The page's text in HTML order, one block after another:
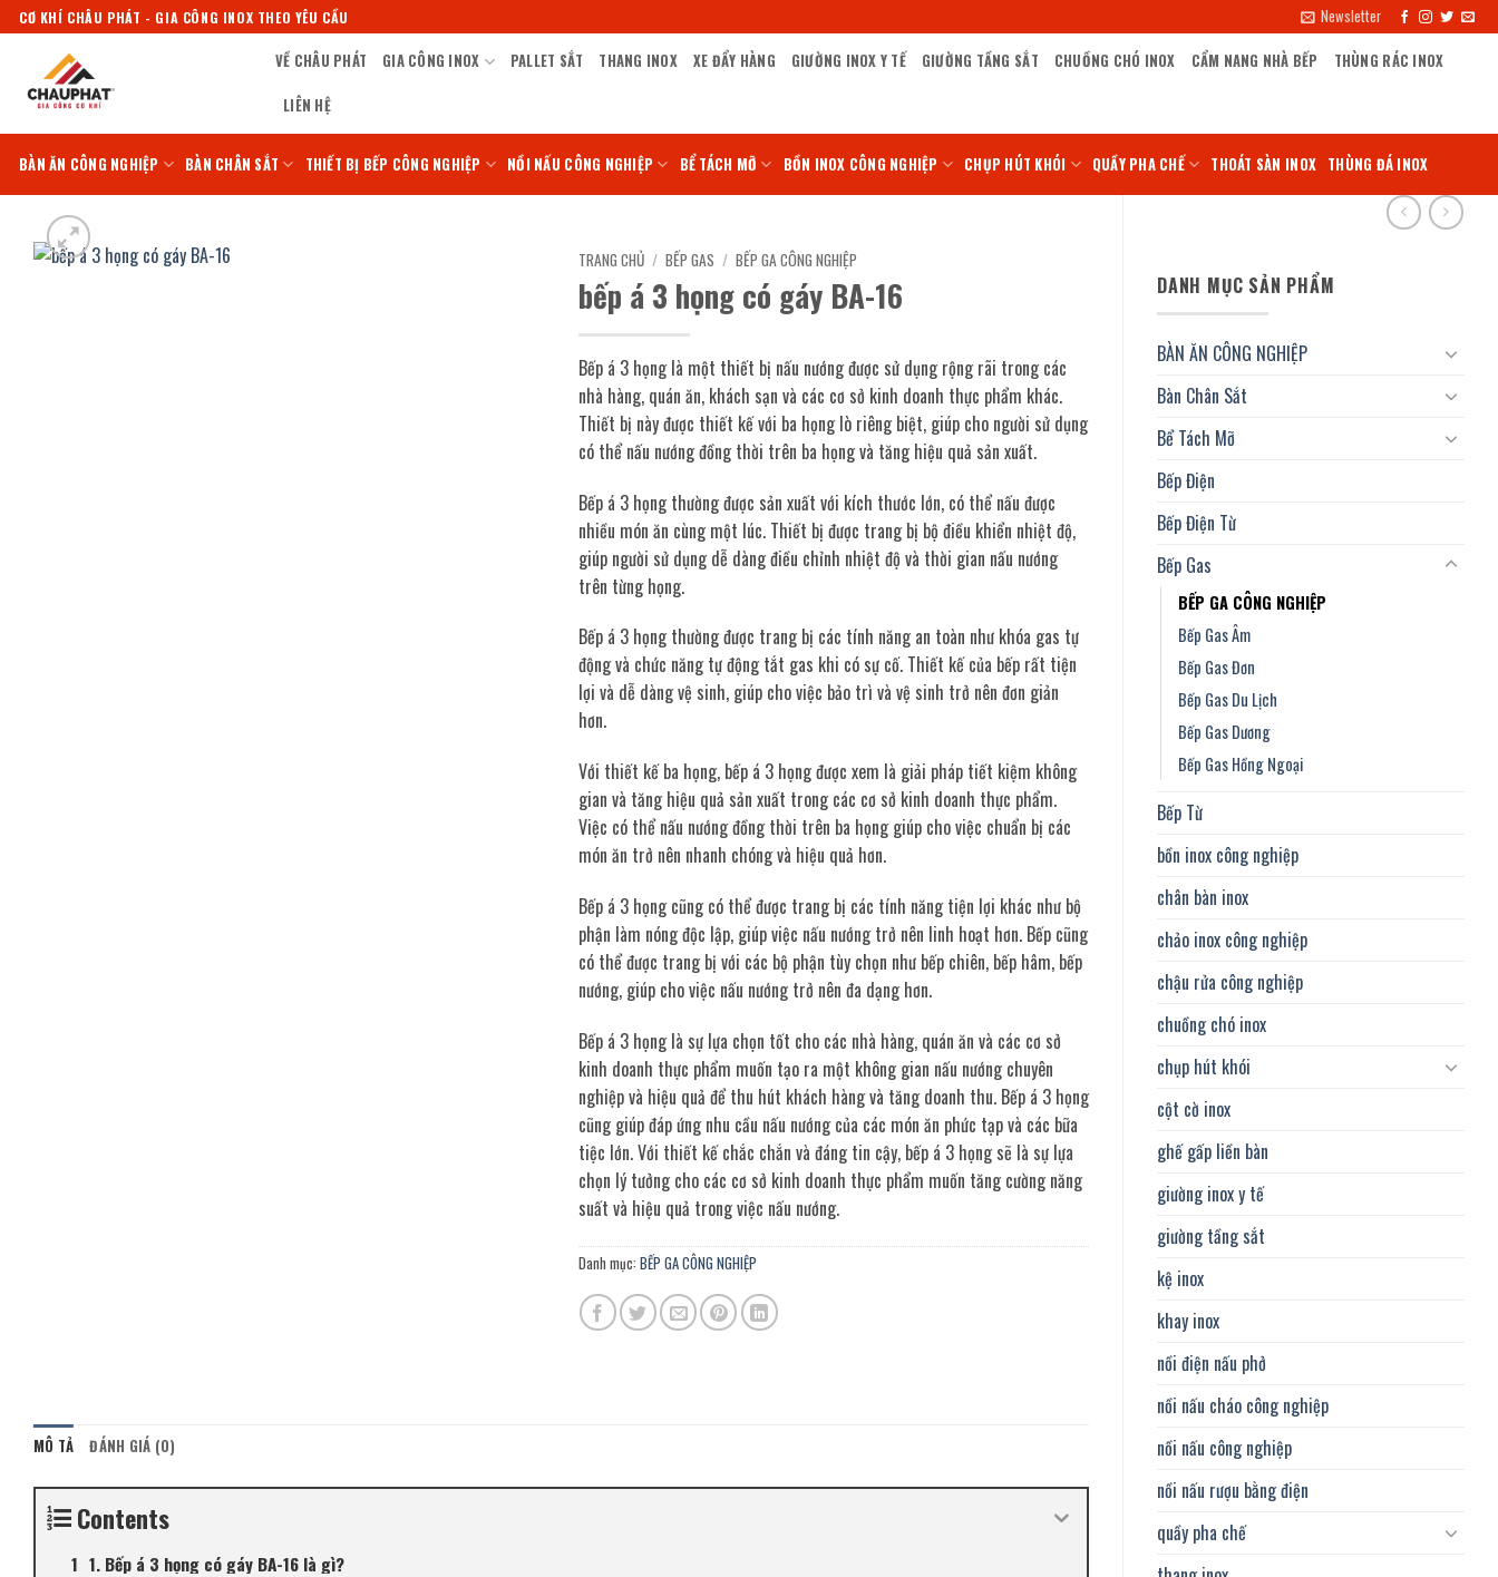
qua
dung
CƠ KHÍ CHÂU PHÁT - GIA CÔNG INOX THEO YÊU CẦU Newsletter
VỀ CHÂU PHÁT GIA CÔNG INOX PALLET SẮT THANG INOX XE ĐẨY HÀNG GIƯỜNG INOX Y TẾ GIƯỜNG TẦNG SẮT CHUỒNG CHÓ INOX CẨM NANG NHÀ BẾP THÙNG RÁC INOX
LIÊN HỆ
BÀN ĂN CÔNG NGHIỆP BÀN CHÂN SẮT THIẾT BỊ BẾP CÔNG NGHIỆP NỒI NẤU CÔNG NGHIỆP BỂ TÁCH MỠ BỒN INOX CÔNG NGHIỆP CHỤP HÚT KHÓI QUẦY PHA CHẾ THOÁT SÀN INOX THÙNG ĐÁ INOX
DANH MỤC SẢN PHẨM
BÀN ĂN CÔNG NGHIỆP
Bàn Chân Sắt
Bể Tách Mỡ
Bếp Điện
Bếp Điện Từ
Bếp Gas
BẾP GA CÔNG NGHIỆP
Bếp Gas Âm
Bếp Gas Đơn
Bếp Gas Du Lịch
Bếp Gas Dương
Bếp Gas Hồng Ngoại
Bếp Từ
bồn inox công nghiệp
chân bàn inox
chảo inox công nghiệp
chậu rửa công nghiệp
chuồng chó inox
chụp hút khói
cột cờ inox
ghế gấp liền bàn
giường inox y tế
giường tầng sắt
kệ inox
khay inox
nồi điện nấu phở
nồi nấu cháo công nghiệp
nồi nấu công nghiệp
nồi nấu rượu bằng điện
quầy pha chế
TRANG CHỦ / BẾP GAS / BẾP GA CÔNG NGHIỆP
bếp á 3 họng có gáy BA-16
Bếp á 3 họng là một thiết bị nấu nướng được sử dụng rộng rãi trong các
nhà hàng, quán ăn, khách sạn và các cơ sở kinh doanh thực phẩm khác.
Thiết bị này được thiết kế với ba họng lò riêng biệt, giúp cho người sử dụng
có thể nấu nướng đồng thời trên ba họng và tăng hiệu quả sản xuất.
Bếp á 3 họng thường được sản xuất với kích thước lớn, có thể nấu được
nhiều món ăn cùng một lúc. Thiết bị được trang bị bộ điều khiển nhiệt độ,
giúp người sử dụng dễ dàng điều chỉnh nhiệt độ và thời gian nấu nướng
trên từng họng.
Bếp á 3 họng thường được trang bị các tính năng an toàn như khóa gas tự
động và chức năng tự động tắt gas khi có sự cố. Thiết kế của bếp rất tiện
lợi và dễ dàng vệ sinh, giúp cho việc bảo trì và vệ sinh trở nên đơn giản
hơn.
Với thiết kế ba họng, bếp á 3 họng được xem là giải pháp tiết kiệm không
gian và tăng hiệu quả sản xuất trong các cơ sở kinh doanh thực phẩm.
Việc có thể nấu nướng đồng thời trên ba họng giúp cho việc chuẩn bị các
món ăn trở nên nhanh chóng và hiệu quả hơn.
Bếp á 3 họng cũng có thể được trang bị các tính năng tiện lợi khác như bộ
phận làm nóng độc lập, giúp việc nấu nướng trở nên linh hoạt hơn. Bếp cũng
có thể được trang bị với các bộ phận tùy chọn như bếp chiên, bếp hâm, bếp
nướng, giúp cho việc nấu nướng trở nên đa dạng hơn.
Bếp á 3 họng là sự lựa chọn tốt cho các nhà hàng, quán ăn và các cơ sở
kinh doanh thực phẩm muốn tạo ra một không gian nấu nướng chuyên
nghiệp và hiệu quả để thu hút khách hàng và tăng doanh thu. Bếp á 3 họng
cũng giúp đáp ứng nhu cầu nấu nướng của các món ăn phức tạp và các bữa
tiệc lớn. Với thiết kế chắc chắn và đáng tin cậy, bếp á 3 họng sẽ là sự lựa
chọn lý tưởng cho các cơ sở kinh doanh thực phẩm muốn tăng cường năng
suất và hiệu quả trong việc nấu nướng.
Danh mục: BẾP GA CÔNG NGHIỆP
MÔ TẢ ĐÁNH GIÁ (0)
Contents
1. Bếp á 3 họng có gáy BA-16 là gì?